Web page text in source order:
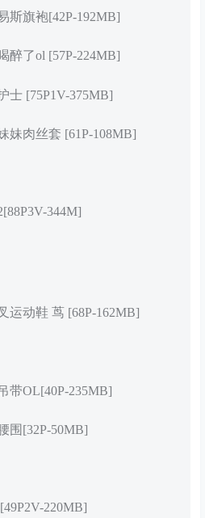
斯旗袍[42P-192MB]
醉了ol [57P-224MB]
士 [75P1V-375MB]
妹肉丝套 [61P-108MB]
344M]
运动鞋 茑 [68P-162MB]
带OL[40P-235MB]
围[32P-50MB]
220MB]